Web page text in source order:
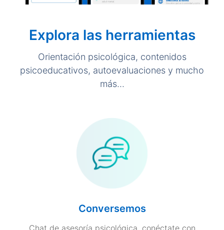
Explora las herramientas
Orientación psicológica, contenidos
psicoeducativos, autoevaluaciones y mucho
más...
Conversemos